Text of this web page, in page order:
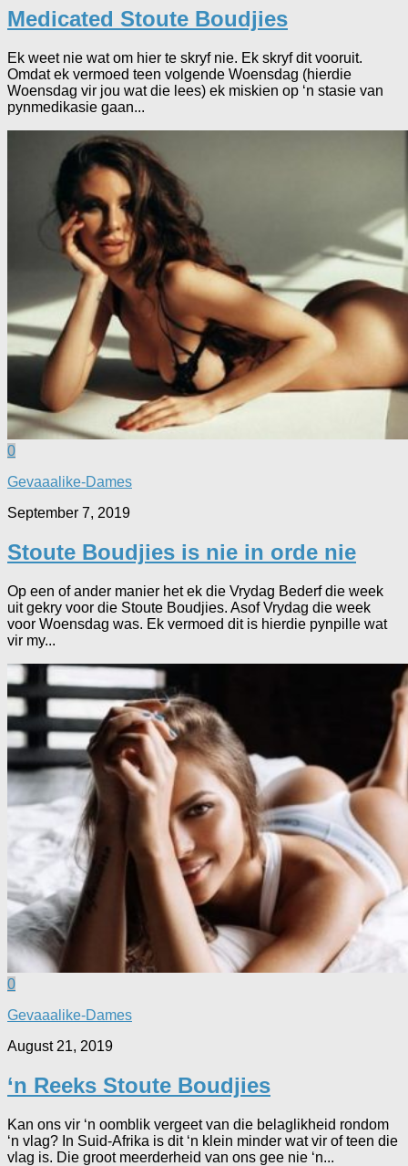
Medicated Stoute Boudjies
Ek weet nie wat om hier te skryf nie. Ek skryf dit vooruit.
Omdat ek vermoed teen volgende Woensdag (hierdie
Woensdag vir jou wat die lees) ek miskien op ‘n stasie van
pynmedikasie gaan...
0
Gevaaalike-Dames
September 7, 2019
Stoute Boudjies is nie in orde nie
Op een of ander manier het ek die Vrydag Bederf die week
uit gekry voor die Stoute Boudjies. Asof Vrydag die week
voor Woensdag was. Ek vermoed dit is hierdie pynpille wat
vir my...
0
Gevaaalike-Dames
August 21, 2019
‘n Reeks Stoute Boudjies
Kan ons vir ‘n oomblik vergeet van die belaglikheid rondom
‘n vlag? In Suid-Afrika is dit ‘n klein minder wat vir of teen die
vlag is. Die groot meerderheid van ons gee nie ‘n...